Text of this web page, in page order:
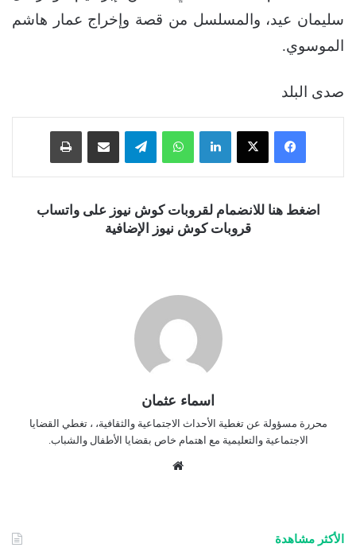
سليمان عيد، والمسلسل من قصة وإخراج عمار هاشم
الموسوي.
صدى البلد
فيسبوك ‫X لينكدإن واتساب تيلقرام
اضغط هنا للانضمام لقروبات كوش نيوز على واتساب
قروبات كوش نيوز الإضافية
اسماء عثمان
محررة مسؤولة عن تغطية الأحداث الاجتماعية والثقافية، ، تغطي القضايا
الاجتماعية والتعليمية مع اهتمام خاص بقضايا الأطفال والشباب.
الأكثر مشاهدة